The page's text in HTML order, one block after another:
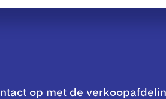
op met de